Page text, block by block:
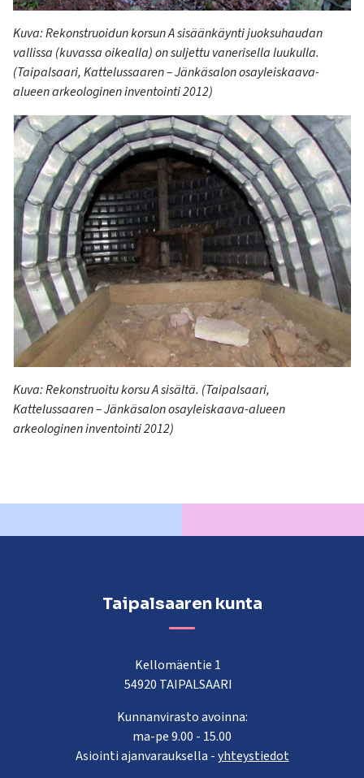
Kuva: Rekonstruoidun korsun A sisäänkäynti juoksuhaudan
vallissa (kuvassa oikealla) on suljettu vanerisella luukulla.
(Taipalsaari, Kattelussaaren – Jänkäsalon osayleiskaava-
alueen arkeologinen inventointi 2012)
Kuva: Rekonstruoitu korsu A sisältä. (Taipalsaari,
Kattelussaaren – Jänkäsalon osayleiskaava-alueen
arkeologinen inventointi 2012)
Taipalsaaren kunta
Kellomäentie 1
54920 TAIPALSAARI
Kunnanvirasto avoinna:
ma-pe 9.00 - 15.00
Asiointi ajanvarauksella -yhteystiedot